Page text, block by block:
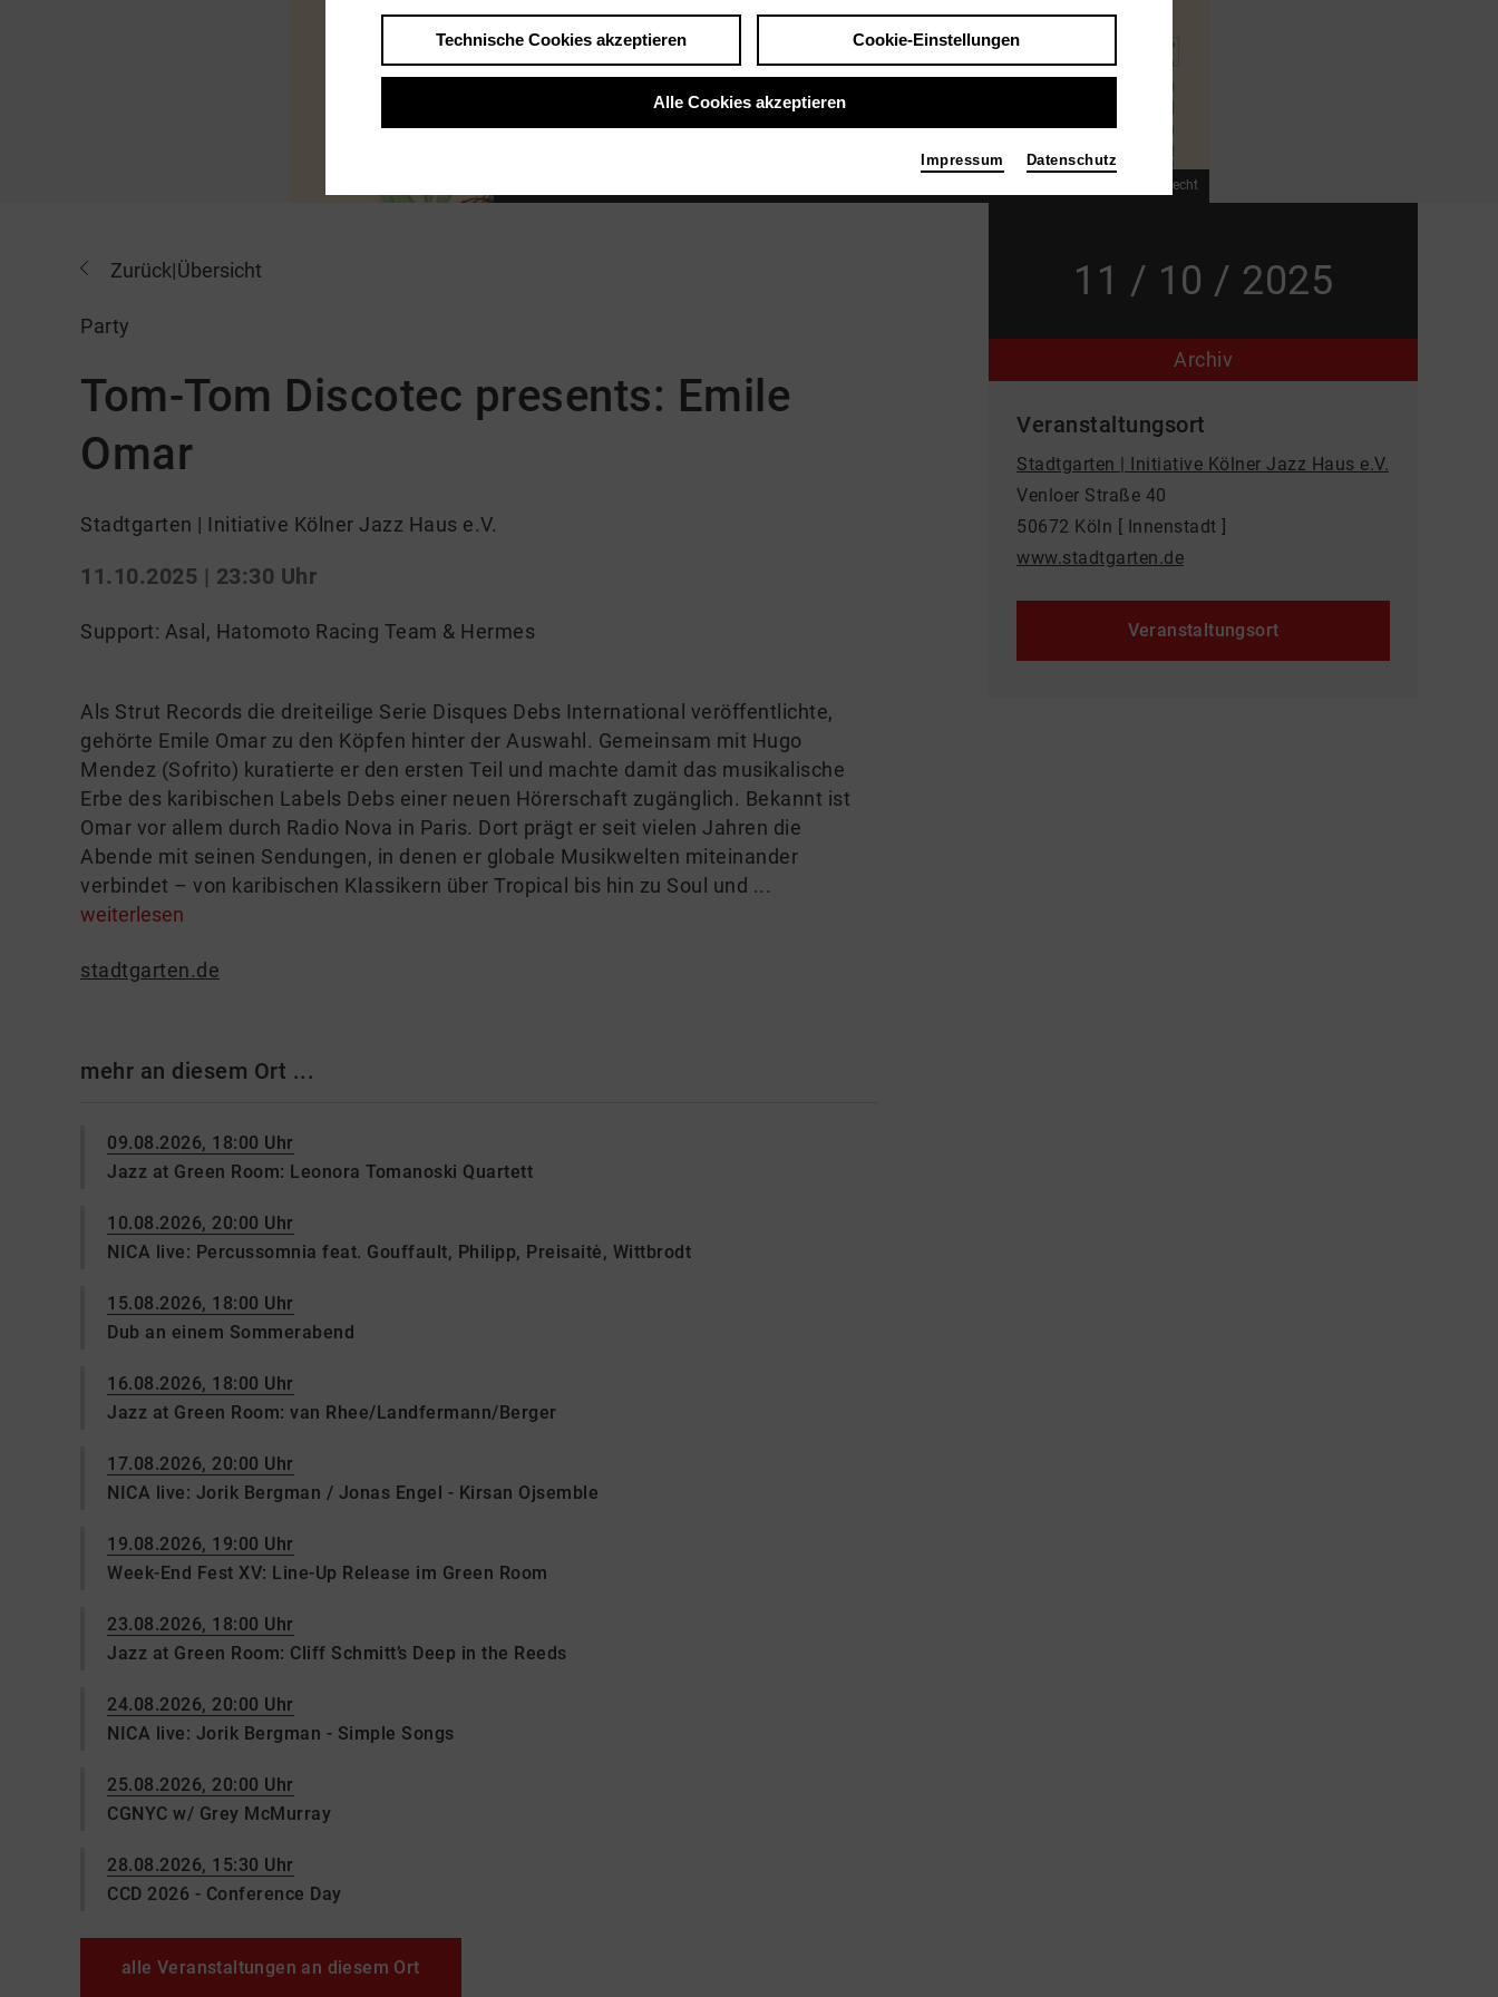
Bild Tom-Tom Discotec © Christian Schäfer, Annika Albrecht
Zurück|Übersicht
Party
Tom-Tom Discotec presents: Emile
Omar
Stadtgarten | Initiative Kölner Jazz Haus e.V.
11.10.2025 | 23:30 Uhr
Support: Asal, Hatomoto Racing Team & Hermes
Als Strut Records die dreiteilige Serie Disques Debs International veröffentlichte,
gehörte Emile Omar zu den Köpfen hinter der Auswahl. Gemeinsam mit Hugo
Mendez (Sofrito) kuratierte er den ersten Teil und machte damit das musikalische
Erbe des karibischen Labels Debs einer neuen Hörerschaft zugänglich. Bekannt ist
Omar vor allem durch Radio Nova in Paris. Dort prägt er seit vielen Jahren die
Abende mit seinen Sendungen, in denen er globale Musikwelten miteinander
verbindet – von karibischen Klassikern über Tropical bis hin zu Soul und ...
weiterlesen
stadtgarten.de
mehr an diesem Ort ...
09.08.2026, 18:00 Uhr
Jazz at Green Room: Leonora Tomanoski Quartett
10.08.2026, 20:00 Uhr
NICA live: Percussomnia feat. Gouffault, Philipp, Preisaitė, Wittbrodt
15.08.2026, 18:00 Uhr
Dub an einem Sommerabend
16.08.2026, 18:00 Uhr
Jazz at Green Room: van Rhee/Landfermann/Berger
17.08.2026, 20:00 Uhr
NICA live: Jorik Bergman / Jonas Engel - Kirsan Ojsemble
19.08.2026, 19:00 Uhr
Week-End Fest XV: Line-Up Release im Green Room
23.08.2026, 18:00 Uhr
Jazz at Green Room: Cliff Schmitt’s Deep in the Reeds
24.08.2026, 20:00 Uhr
NICA live: Jorik Bergman - Simple Songs
25.08.2026, 20:00 Uhr
CGNYC w/ Grey McMurray
28.08.2026, 15:30 Uhr
CCD 2026 - Conference Day
alle Veranstaltungen an diesem Ort
11 / 10 / 2025
Archiv
Veranstaltungsort
Stadtgarten | Initiative Kölner Jazz Haus e.V.
Venloer Straße 40
50672 Köln [ Innenstadt ]
www.stadtgarten.de
Veranstaltungsort
Technische Cookies akzeptieren Cookie-Einstellungen
Alle Cookies akzeptieren
Impressum Datenschutz